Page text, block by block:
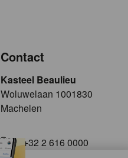
Contact
Kasteel Beaulieu
​​​Woluwelaan 1001830
Machelen
+32 2 616 0000